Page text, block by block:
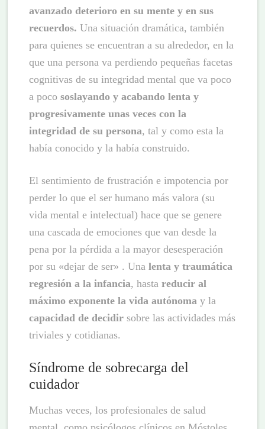
avanzado deterioro en su mente y en sus
recuerdos. Una situación dramática, también
para quienes se encuentran a su alrededor, en la
que una persona va perdiendo pequeñas facetas
cognitivas de su integridad mental que va poco
a pocososlayando y acabando lenta y
progresivamente unas veces con la
integridad de su persona, tal y como esta la
había conocido y la había construido.
El sentimiento de frustración e impotencia por
perder lo que el ser humano más valora (su
vida mental e intelectual) hace que se genere
una cascada de emociones que van desde la
pena por la pérdida a la mayor desesperación
por su «dejar de ser» . Unalenta y traumática
regresión a la infancia, hasta reducir al
máximo exponente la vida autónoma y la
capacidad de decidir sobre las actividades más
triviales y cotidianas.
Síndrome de sobrecarga del
cuidador
Muchas veces, los profesionales de salud